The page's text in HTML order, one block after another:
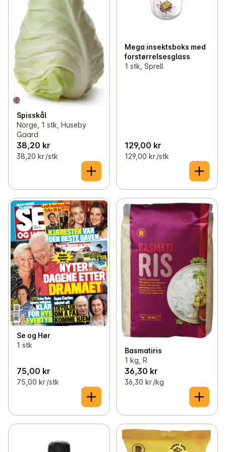
Spisskål
Norge, 1 stk, Huseby
Gaard
38,20 kr
38,20 kr /stk
Mega insektsboks med
forstørrelsesglass
1 stk, Sprell
129,00 kr
129,00 kr /stk
Se og Hør
1 stk
75,00 kr
75,00 kr /stk
Basmatiris
1 kg, R
36,30 kr
36,30 kr /kg